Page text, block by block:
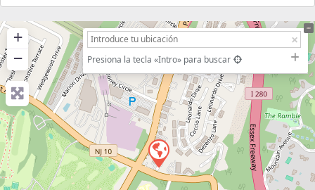
+
−
Presiona la tecla «Intro» para buscar